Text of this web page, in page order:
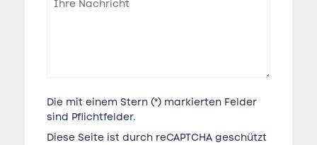
Die mit einem Stern (*) markierten Felder
sind Pflichtfelder.
Diese Seite ist durch reCAPTCHA geschützt